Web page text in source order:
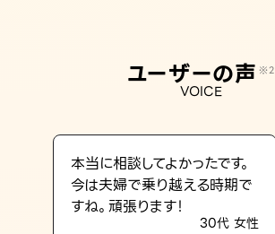
ユーザーの声 ※2
VOICE
本当に相談してよかったです。
今は夫婦で乗り越える時期で
すね。頑張ります！
30代 女性